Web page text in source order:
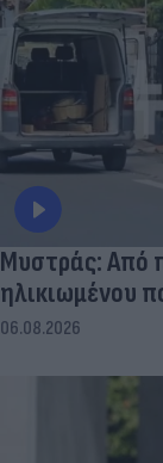
Μυστράς: Από
ηλικιωμένου
06.08.2026